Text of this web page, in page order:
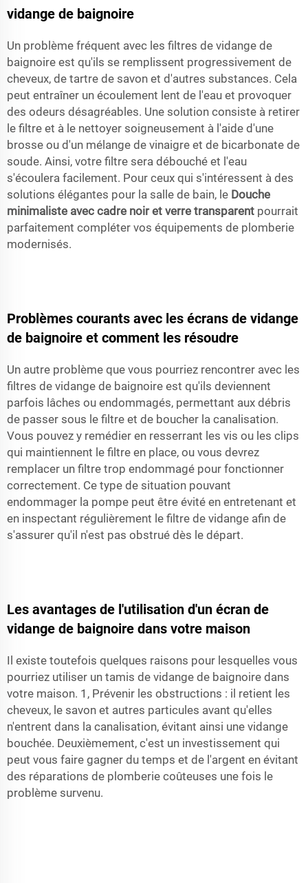
vidange de baignoire
Un problème fréquent avec les filtres de vidange de
baignoire est qu'ils se remplissent progressivement de
cheveux, de tartre de savon et d'autres substances. Cela
peut entraîner un écoulement lent de l'eau et provoquer
des odeurs désagréables. Une solution consiste à retirer
le filtre et à le nettoyer soigneusement à l'aide d'une
brosse ou d'un mélange de vinaigre et de bicarbonate de
soude. Ainsi, votre filtre sera débouché et l'eau
s'écoulera facilement. Pour ceux qui s'intéressent à des
solutions élégantes pour la salle de bain, le Douche
minimaliste avec cadre noir et verre transparent pourrait
parfaitement compléter vos équipements de plomberie
modernisés.
Problèmes courants avec les écrans de vidange
de baignoire et comment les résoudre
Un autre problème que vous pourriez rencontrer avec les
filtres de vidange de baignoire est qu'ils deviennent
parfois lâches ou endommagés, permettant aux débris
de passer sous le filtre et de boucher la canalisation.
Vous pouvez y remédier en resserrant les vis ou les clips
qui maintiennent le filtre en place, ou vous devrez
remplacer un filtre trop endommagé pour fonctionner
correctement. Ce type de situation pouvant
endommager la pompe peut être évité en entretenant et
en inspectant régulièrement le filtre de vidange afin de
s'assurer qu'il n'est pas obstrué dès le départ.
Les avantages de l'utilisation d'un écran de
vidange de baignoire dans votre maison
Il existe toutefois quelques raisons pour lesquelles vous
pourriez utiliser un tamis de vidange de baignoire dans
votre maison. 1, Prévenir les obstructions : il retient les
cheveux, le savon et autres particules avant qu'elles
n'entrent dans la canalisation, évitant ainsi une vidange
bouchée. Deuxièmement, c'est un investissement qui
peut vous faire gagner du temps et de l'argent en évitant
des réparations de plomberie coûteuses une fois le
problème survenu.